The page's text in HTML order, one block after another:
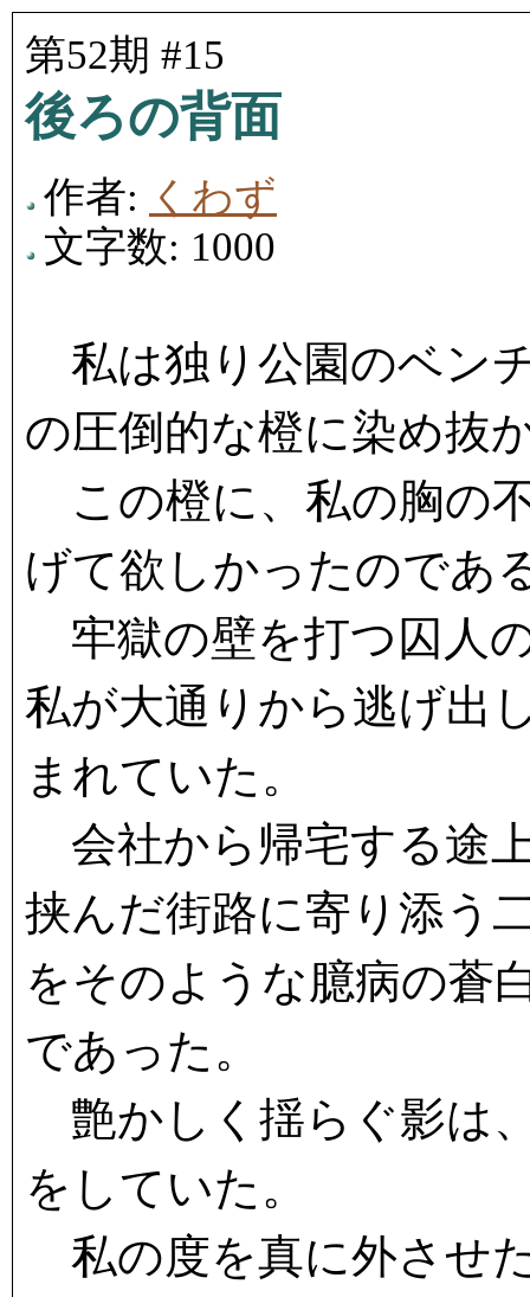
第52期 #15
後ろの背面
作者: くわず
文字数: 1000
私は独り公園のベン
の圧倒的な橙に染め抜
この橙に、私の胸の
げて欲しかったのであ
牢獄の壁を打つ囚人
私が大通りから逃げ出
まれていた。
会社から帰宅する途
挟んだ街路に寄り添う
をそのような臆病の蒼
であった。
艶かしく揺らぐ影は
をしていた。
私の度を真に外させ